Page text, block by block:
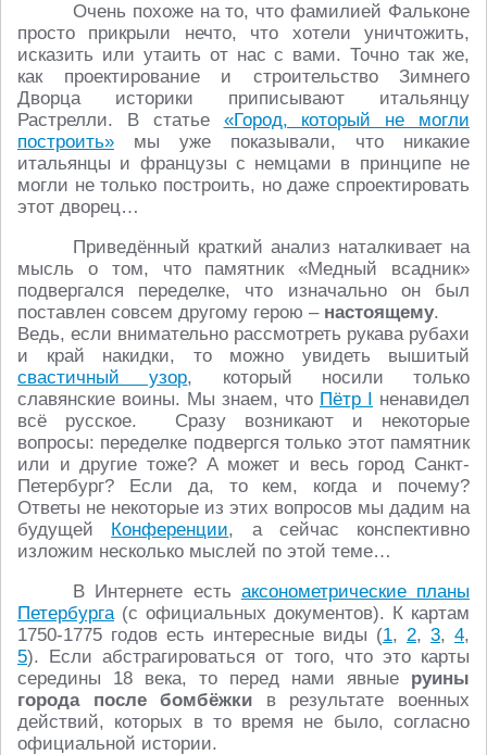
Очень похоже на то, что фамилией Фальконе
просто прикрыли нечто, что хотели уничтожить,
исказить или утаить от нас с вами. Точно так же,
как проектирование и строительство Зимнего
Дворца историки приписывают итальянцу
Растрелли. В статье «Город, который не могли
построить» мы уже показывали, что никакие
итальянцы и французы с немцами в принципе не
могли не только построить, но даже спроектировать
этот дворец…
Приведённый краткий анализ наталкивает на
мысль о том, что памятник «Медный всадник»
подвергался переделке, что изначально он был
поставлен совсем другому герою – настоящему.
Ведь, если внимательно рассмотреть рукава рубахи
и край накидки, то можно увидеть вышитый
свастичный узор, который носили только
славянские воины. Мы знаем, что Пётр I ненавидел
всё русское. Сразу возникают и некоторые
вопросы: переделке подвергся только этот памятник
или и другие тоже? А может и весь город Санкт-
Петербург? Если да, то кем, когда и почему?
Ответы не некоторые из этих вопросов мы дадим на
будущей Конференции, а сейчас конспективно
изложим несколько мыслей по этой теме…
В Интернете есть аксонометрические планы
Петербурга(с официальных документов). К картам
1750-1775 годов есть интересные виды (1, 2, 3, 4,
5). Если абстрагироваться от того, что это карты
середины 18 века, то перед нами явные руины
города после бомбёжки в результате военных
действий, которых в то время не было, согласно
официальной истории.